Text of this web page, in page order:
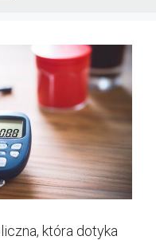
która dotyka